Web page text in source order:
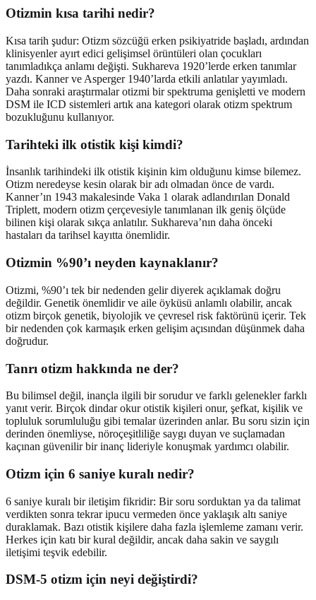
Otizmin kısa tarihi nedir?
Kısa tarih şudur: Otizm sözcüğü erken psikiyatride başladı, ardından
klinisyenler ayırt edici gelişimsel örüntüleri olan çocukları
tanımladıkça anlamı değişti. Sukhareva 1920’lerde erken tanımlar
yazdı. Kanner ve Asperger 1940’larda etkili anlatılar yayımladı.
Daha sonraki araştırmalar otizmi bir spektruma genişletti ve modern
DSM ile ICD sistemleri artık ana kategori olarak otizm spektrum
bozukluğunu kullanıyor.
Tarihteki ilk otistik kişi kimdi?
İnsanlık tarihindeki ilk otistik kişinin kim olduğunu kimse bilemez.
Otizm neredeyse kesin olarak bir adı olmadan önce de vardı.
Kanner’ın 1943 makalesinde Vaka 1 olarak adlandırılan Donald
Triplett, modern otizm çerçevesiyle tanımlanan ilk geniş ölçüde
bilinen kişi olarak sıkça anlatılır. Sukhareva’nın daha önceki
hastaları da tarihsel kayıtta önemlidir.
Otizmin %90’ı neyden kaynaklanır?
Otizmi, %90’ı tek bir nedenden gelir diyerek açıklamak doğru
değildir. Genetik önemlidir ve aile öyküsü anlamlı olabilir, ancak
otizm birçok genetik, biyolojik ve çevresel risk faktörünü içerir. Tek
bir nedenden çok karmaşık erken gelişim açısından düşünmek daha
doğrudur.
Tanrı otizm hakkında ne der?
Bu bilimsel değil, inançla ilgili bir sorudur ve farklı gelenekler farklı
yanıt verir. Birçok dindar okur otistik kişileri onur, şefkat, kişilik ve
topluluk sorumluluğu gibi temalar üzerinden anlar. Bu soru sizin için
derinden önemliyse, nöroçeşitliliğe saygı duyan ve suçlamadan
kaçınan güvenilir bir inanç lideriyle konuşmak yardımcı olabilir.
Otizm için 6 saniye kuralı nedir?
6 saniye kuralı bir iletişim fikridir: Bir soru sorduktan ya da talimat
verdikten sonra tekrar ipucu vermeden önce yaklaşık altı saniye
duraklamak. Bazı otistik kişilere daha fazla işlemleme zamanı verir.
Herkes için katı bir kural değildir, ancak daha sakin ve saygılı
iletişimi teşvik edebilir.
DSM-5 otizm için neyi değiştirdi?